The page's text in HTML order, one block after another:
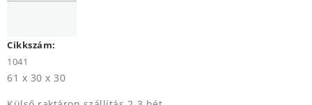
Cikkszám:
1041
61 x 30 x 30